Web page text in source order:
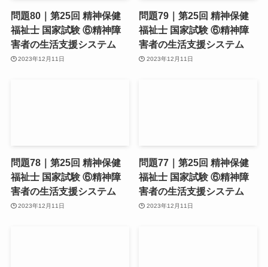
問題80｜第25回 精神保健
福祉士 国家試験 ⑥精神障
害者の生活支援システム
2023年12月11日
問題79｜第25回 精神保健
福祉士 国家試験 ⑥精神障
害者の生活支援システム
2023年12月11日
問題78｜第25回 精神保健
福祉士 国家試験 ⑥精神障
害者の生活支援システム
2023年12月11日
問題77｜第25回 精神保健
福祉士 国家試験 ⑥精神障
害者の生活支援システム
2023年12月11日